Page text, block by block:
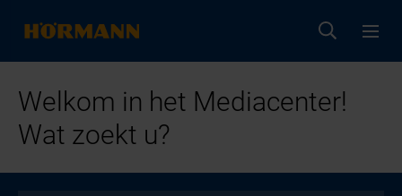
Welkom in het Mediacenter!
Wat zoekt u?